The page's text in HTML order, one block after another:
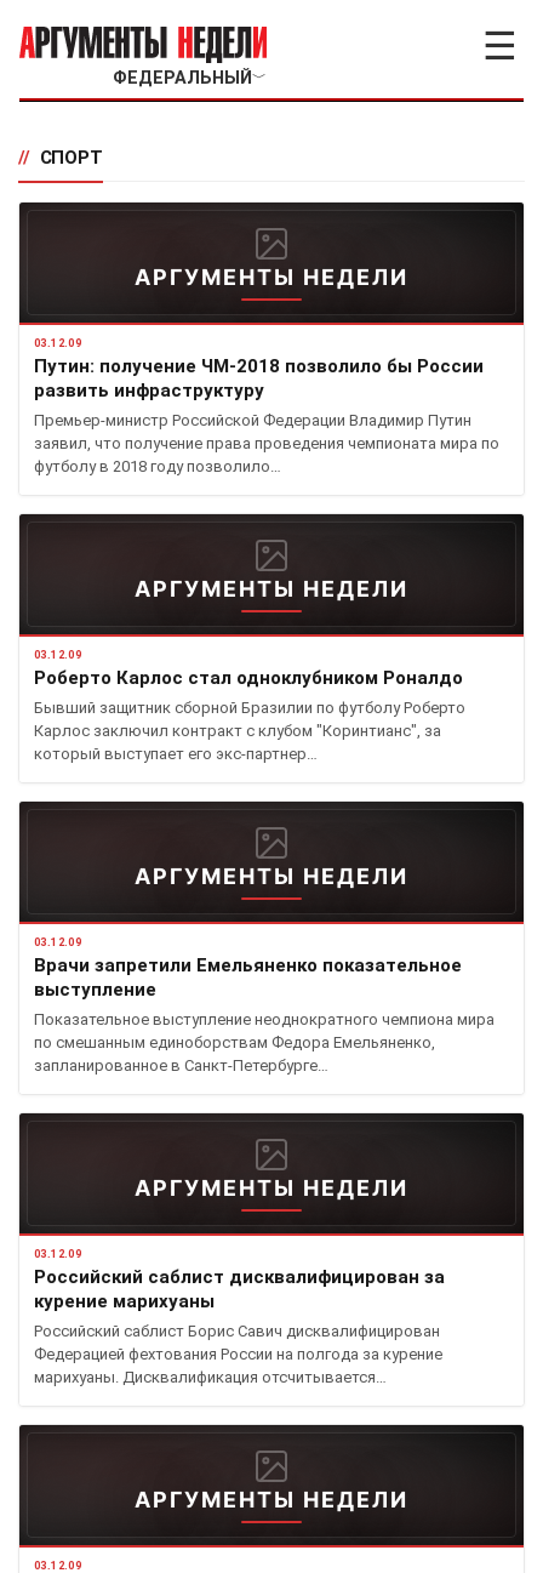
ФЕДЕРАЛЬНЫЙ ﹀
☰
// СПОРТ
АРГУМЕНТЫ НЕДЕЛИ
03.12.09
Путин: получение ЧМ-2018 позволило бы России
развить инфраструктуру
Премьер-министр Российской Федерации Владимир Путин
заявил, что получение права проведения чемпионата мира по
футболу в 2018 году позволило…
АРГУМЕНТЫ НЕДЕЛИ
03.12.09
Роберто Карлос стал одноклубником Роналдо
Бывший защитник сборной Бразилии по футболу Роберто
Карлос заключил контракт с клубом "Коринтианс", за
который выступает его экс-партнер…
АРГУМЕНТЫ НЕДЕЛИ
03.12.09
Врачи запретили Емельяненко показательное
выступление
Показательное выступление неоднократного чемпиона мира
по смешанным единоборствам Федора Емельяненко,
запланированное в Санкт-Петербурге…
АРГУМЕНТЫ НЕДЕЛИ
03.12.09
Российский саблист дисквалифицирован за
курение марихуаны
Российский саблист Борис Савич дисквалифицирован
Федерацией фехтования России на полгода за курение
марихуаны. Дисквалификация отсчитывается…
АРГУМЕНТЫ НЕДЕЛИ
03.12.09